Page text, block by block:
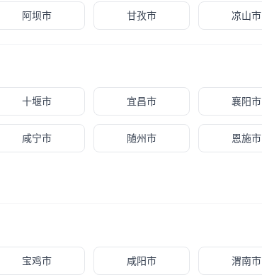
阿坝市 甘孜市 凉山市
十堰市 宜昌市 襄阳市
咸宁市 随州市 恩施市
宝鸡市 咸阳市 渭南市